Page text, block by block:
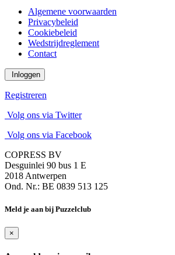
Algemene voorwaarden
Privacybeleid
Cookiebeleid
Wedstrijdreglement
Contact
Inloggen
Registreren
Volg ons via Twitter
Volg ons via Facebook
COPRESS BV
Desguinlei 90 bus 1 E
2018 Antwerpen
Ond. Nr.: BE 0839 513 125
Meld je aan bij Puzzelclub
×